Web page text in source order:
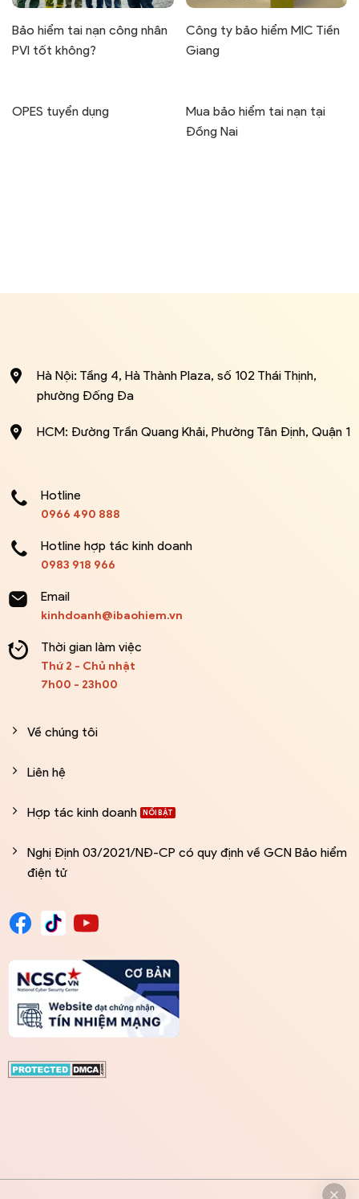
Bảo hiểm tai nạn công nhân
PVI tốt không?
Công ty bảo hiểm MIC Tiền
Giang
OPES tuyển dụng
Mua bảo hiểm tai nạn tại
Đồng Nai
Hà Nội: Tầng 4, Hà Thành Plaza, số 102 Thái Thịnh,
phường Đống Đa
HCM: Đường Trần Quang Khải, Phường Tân Định, Quận 1
Hotline
0966 490 888
Hotline hợp tác kinh doanh
0983 918 966
Email
kinhdoanh@ibaohiem.vn
Thời gian làm việc
Thứ 2 - Chủ nhật
7h00 - 23h00
Về chúng tôi
Liên hệ
Hợp tác kinh doanh
Nghị Định 03/2021/NĐ-CP có quy định về GCN Bảo hiểm
điện tử